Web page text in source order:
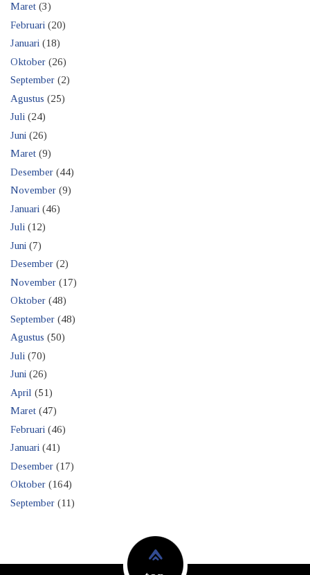
Maret (3)
Februari (20)
Januari (18)
Oktober (26)
September (2)
Agustus (25)
Juli (24)
Juni (26)
Maret (9)
Desember (44)
November (9)
Januari (46)
Juli (12)
Juni (7)
Desember (2)
November (17)
Oktober (48)
September (48)
Agustus (50)
Juli (70)
Juni (26)
April (51)
Maret (47)
Februari (46)
Januari (41)
Desember (17)
Oktober (164)
September (11)